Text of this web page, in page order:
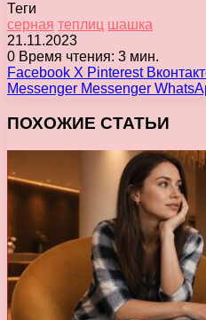
Теги
серная теплиц шашка
21.11.2023
0 Время чтения: 3 мин.
Facebook X Pinterest
Messenger Messenger
ПОХОЖИЕ СТАТЬИ